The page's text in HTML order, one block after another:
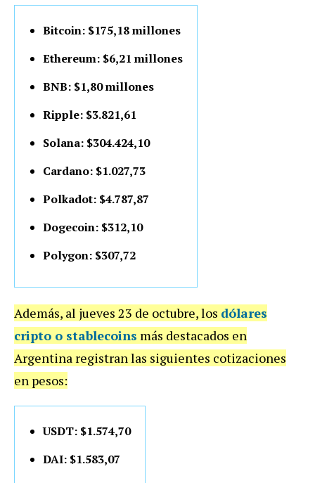
Bitcoin: $175,18 millones
Ethereum: $6,21 millones
BNB: $1,80 millones
Ripple: $3.821,61
Solana: $304.424,10
Cardano: $1.027,73
Polkadot: $4.787,87
Dogecoin: $312,10
Polygon: $307,72
Además, al jueves 23 de octubre, los dólares
cripto o stablecoins más destacados en
Argentina registran las siguientes cotizaciones
en pesos:
USDT: $1.574,70
DAI: $1.583,07